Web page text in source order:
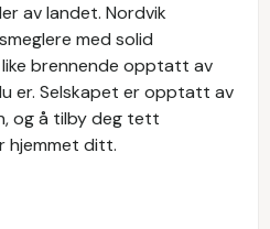
av landet. Nordvik
med solid
brennende opptatt av
er. Selskapet er opptatt av
og å tilby deg tett
hjemmet ditt.